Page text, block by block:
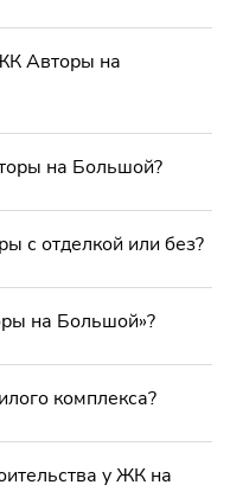
Авторы на
на Большой?
с отделкой или без?
на Большой»?
комплекса?
у ЖК на